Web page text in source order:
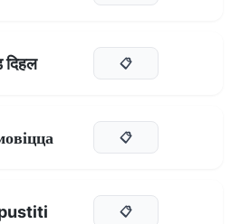
दिहल 📋
📋
📋